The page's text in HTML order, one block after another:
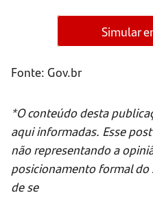
Simular
Fonte: Gov.br
*O conteúdo desta
aqui informadas. Esse
não representando a
posicionamento formal do
de se